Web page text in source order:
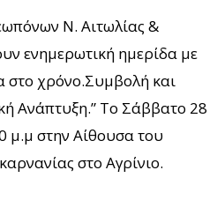
Ν. Αιτωλίας &
ενημερωτική ημερίδα με
στο χρόνο.Συμβολή και
Ανάπτυξη.” Το Σάββατο 28
μ.μ στην Αίθουσα του
στο Αγρίνιο.